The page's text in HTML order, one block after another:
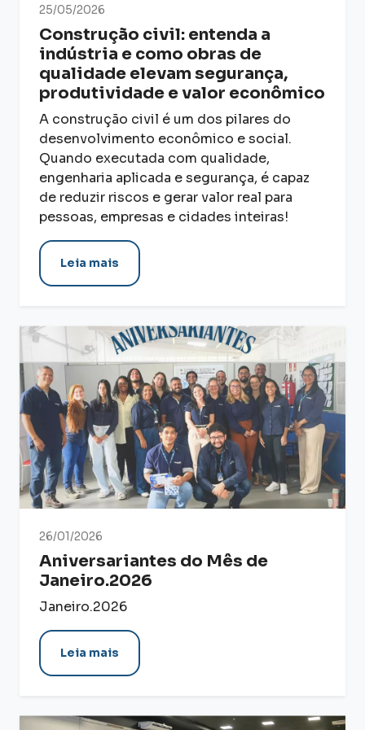
25/05/2026
Construção civil: entenda a
indústria e como obras de
qualidade elevam segurança,
produtividade e valor econômico
A construção civil é um dos pilares do
desenvolvimento econômico e social.
Quando executada com qualidade,
engenharia aplicada e segurança, é capaz
de reduzir riscos e gerar valor real para
pessoas, empresas e cidades inteiras!
Leia mais
26/01/2026
Aniversariantes do Mês de
Janeiro.2026
Janeiro.2026
Leia mais